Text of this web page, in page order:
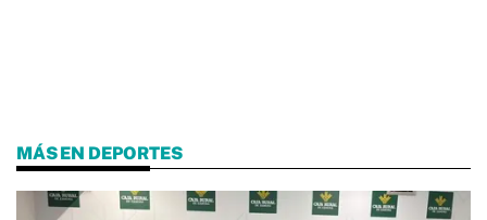
MÁS EN DEPORTES